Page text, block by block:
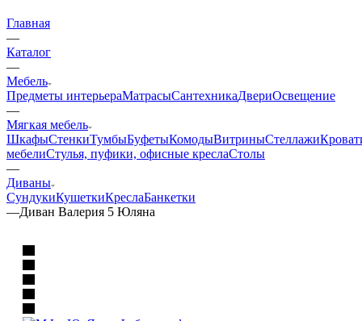
Главная
—
Каталог
—
Мебель
Предметы интерьераМатрасыСантехникаДвериОсвещение
—
Мягкая мебель
ШкафыСтенкиТумбыБуфетыКомодыВитриныСтеллажи
мебелиСтулья, пуфики, офисные креслаСтолы
—
Диваны
СундукиКушеткиКреслаБанкетки
—Диван Валерия 5 Юляна